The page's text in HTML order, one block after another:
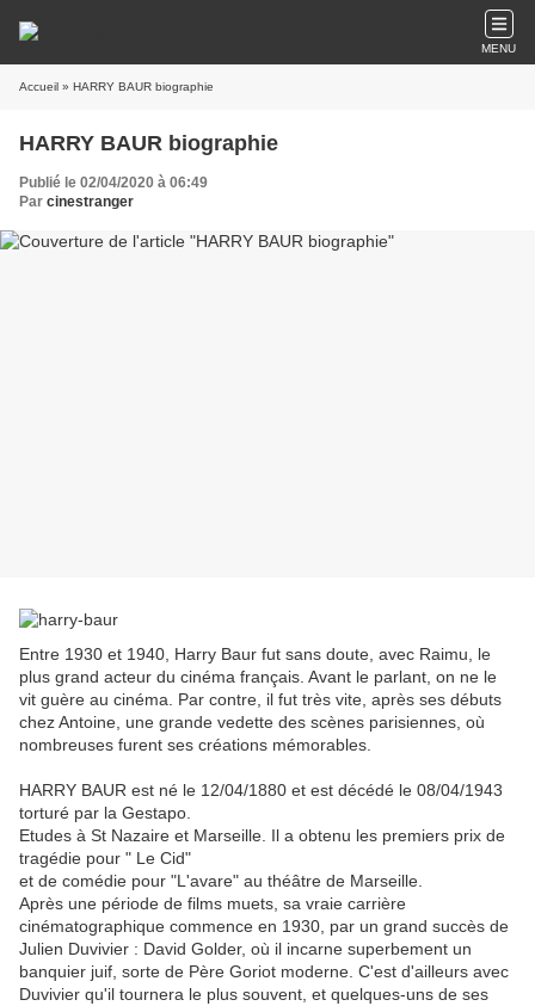
MENU
Accueil » HARRY BAUR biographie
HARRY BAUR biographie
Publié le 02/04/2020 à 06:49
Par cinestranger
Entre 1930 et 1940, Harry Baur fut sans doute, avec Raimu, le
plus grand acteur du cinéma français. Avant le parlant, on ne le
vit guère au cinéma. Par contre, il fut très vite, après ses débuts
chez Antoine, une grande vedette des scènes parisiennes, où
nombreuses furent ses créations mémorables.
HARRY BAUR est né le 12/04/1880 et est décédé le 08/04/1943
torturé par la Gestapo.
Etudes à St Nazaire et Marseille. Il a obtenu les premiers prix de
tragédie pour " Le Cid"
et de comédie pour "L'avare" au théâtre de Marseille.
Après une période de films muets, sa vraie carrière
cinématographique commence en 1930, par un grand succès de
Julien Duvivier : David Golder, où il incarne superbement un
banquier juif, sorte de Père Goriot moderne. C'est d'ailleurs avec
Duvivier qu'il tournera le plus souvent, et quelques-uns de ses